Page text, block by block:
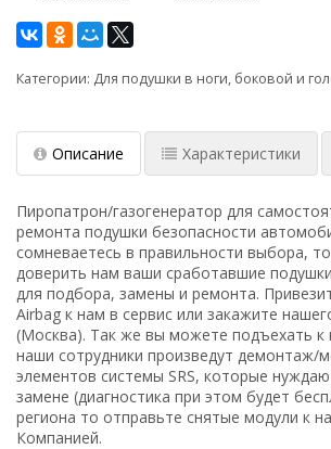
Категории: Для подушки в ноги, боковой и
Описание Характеристики
Пиропатрон/газогенератор для
ремонта подушки безопасности
сомневаетесь в правильности выбора,
доверить нам ваши сработавшие
для подбора, замены и ремонта.
Airbag к нам в сервис или закажите
(Москва). Так же вы можете подъехать к
наши сотрудники произведут демонтаж/
элементов системы SRS, которые
замене (диагностика при этом будет
региона то отправьте снятые модули к
Компанией.